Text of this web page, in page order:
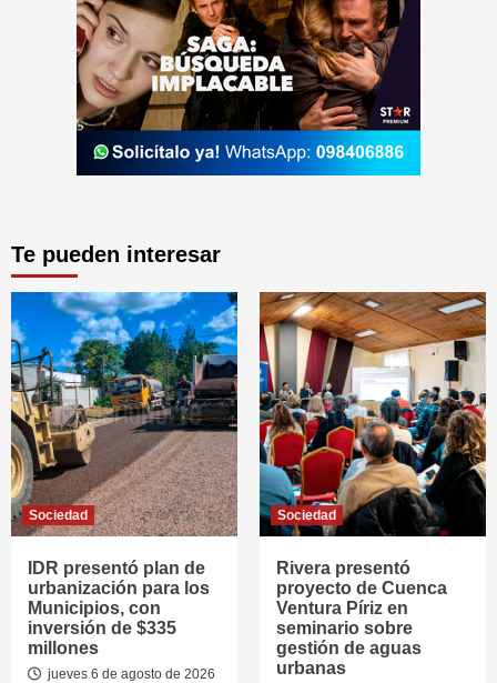
Te pueden interesar
Sociedad
IDR presentó plan de
urbanización para los
Municipios, con
inversión de $335
millones
jueves 6 de agosto de 2026
Sociedad
Rivera presentó
proyecto de Cuenca
Ventura Píriz en
seminario sobre
gestión de aguas
urbanas